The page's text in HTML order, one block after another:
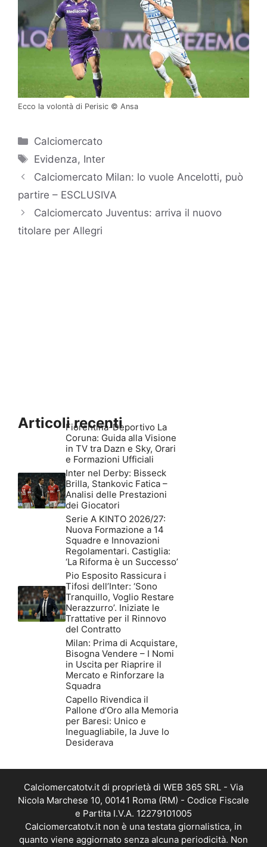
Ecco la volontà di Perisic © Ansa
Categorie
Calciomercato
Tag
Evidenza, Inter
Calciomercato Milan: lo vuole Ancelotti, può
partire – ESCLUSIVA
Calciomercato Juventus: arriva il nuovo
titolare per Allegri
Articoli recenti
Fiorentina-Deportivo La
Coruna: Guida alla Visione
in TV tra Dazn e Sky, Orari
e Formazioni Ufficiali
Inter nel Derby: Bisseck
Brilla, Stankovic Fatica –
Analisi delle Prestazioni
dei Giocatori
Serie A KINTO 2026/27:
Nuova Formazione a 14
Squadre e Innovazioni
Regolamentari. Castiglia:
‘La Riforma è un Successo’
Pio Esposito Rassicura i
Tifosi dell’Inter: ‘Sono
Tranquillo, Voglio Restare
Nerazzurro’. Iniziate le
Trattative per il Rinnovo
del Contratto
Milan: Prima di Acquistare,
Bisogna Vendere – I Nomi
in Uscita per Riaprire il
Mercato e Rinforzare la
Squadra
Capello Rivendica il
Pallone d’Oro alla Memoria
per Baresi: Unico e
Ineguagliabile, la Juve lo
Desiderava
Calciomercatotv.it di proprietà di WEB 365 SRL - Via
Nicola Marchese 10, 00141 Roma (RM) - Codice Fiscale
e Partita I.V.A. 12279101005
Calciomercatotv.it non è una testata giornalistica, in
quanto viene aggiornato senza alcuna periodicità. Non